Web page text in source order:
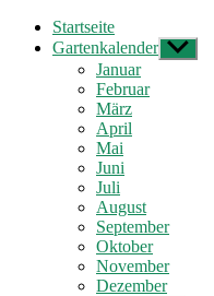
Startseite
Gartenkalender
anzeigen
Januar
Februar
März
April
Mai
Juni
Juli
August
September
Oktober
November
Dezember